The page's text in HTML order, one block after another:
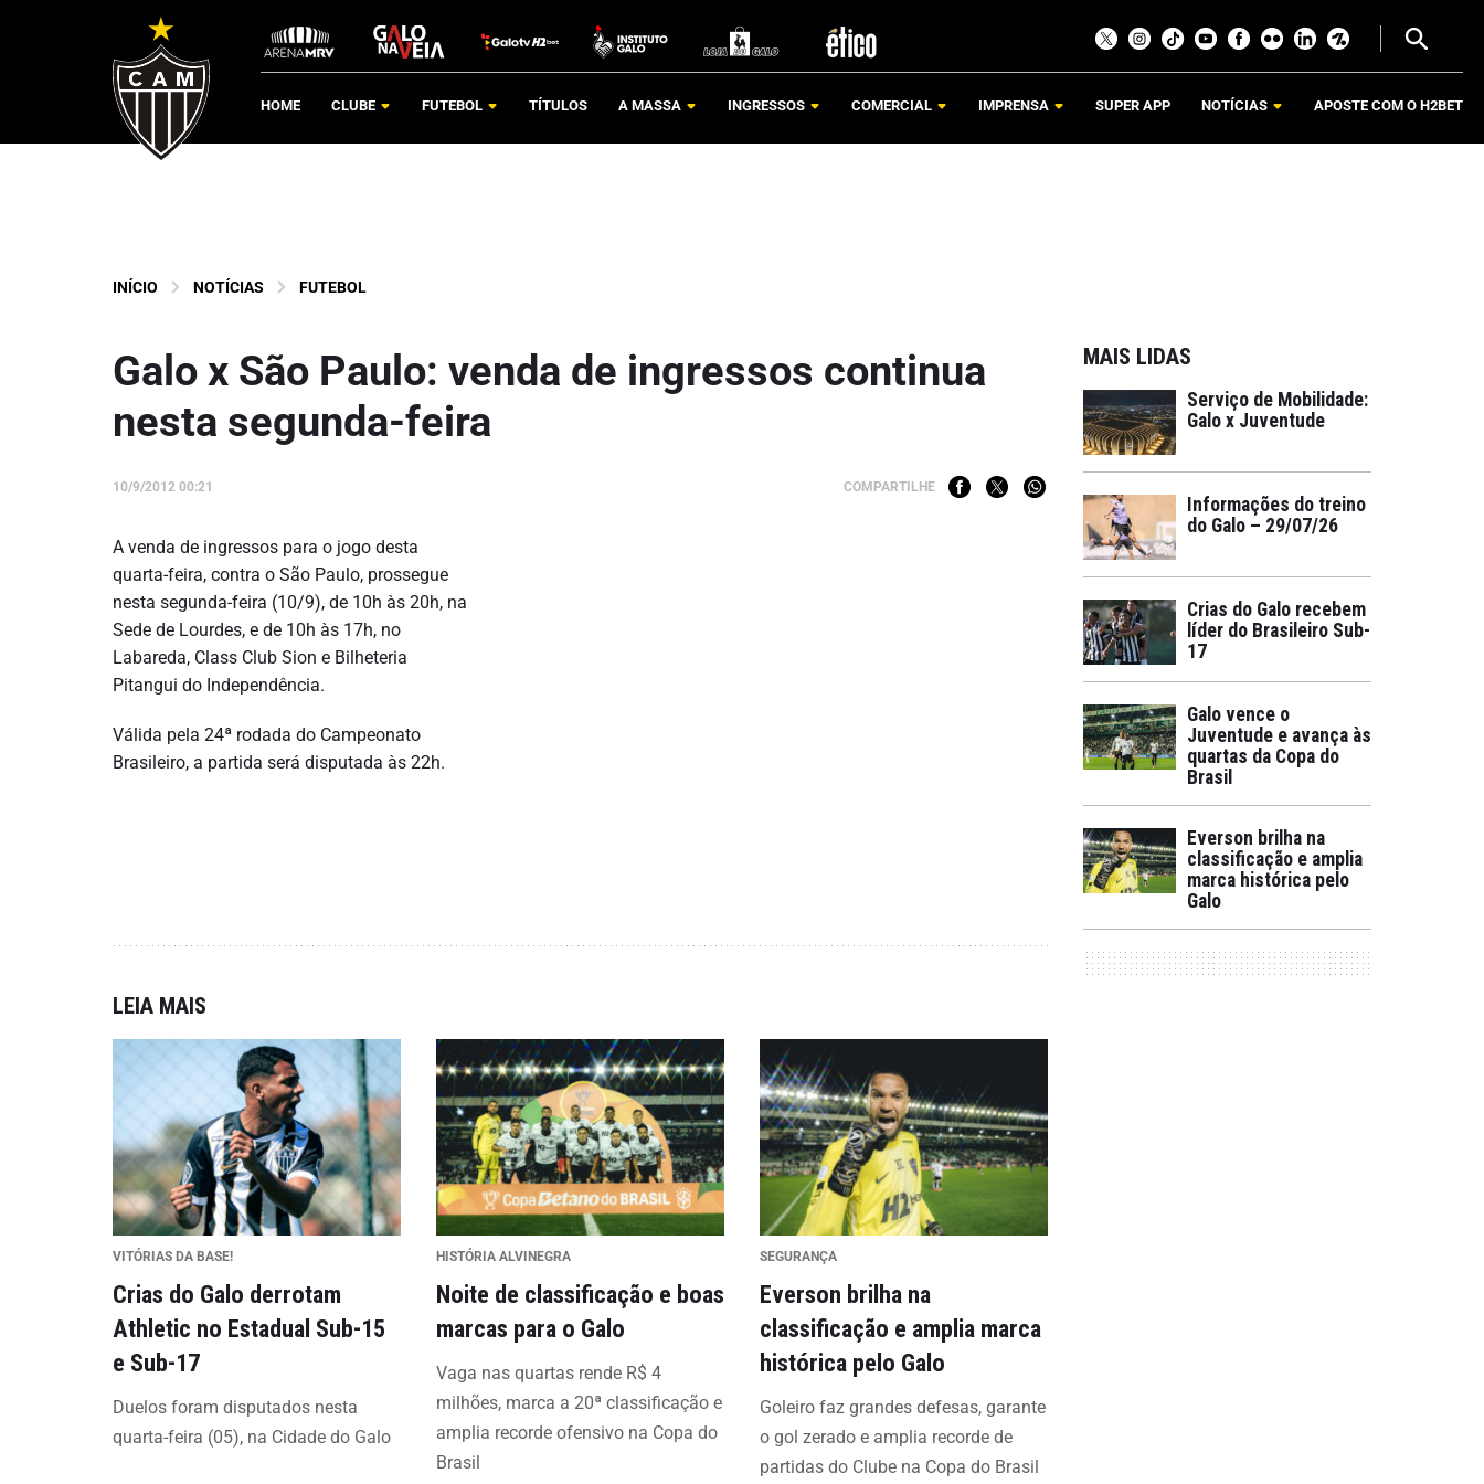
HOME CLUBE FUTEBOL TÍTULOS A MASSA INGRESSOS COMERCIAL IMPRENSA SUPER APP NOTÍCIAS APOSTE COM O H2BET
INÍCIO NOTÍCIAS FUTEBOL
Galo x São Paulo: venda de ingressos continua
nesta segunda-feira
10/9/2012 00:21 COMPARTILHE
A venda de ingressos para o jogo desta
quarta-feira, contra o São Paulo, prossegue
nesta segunda-feira (10/9), de 10h às 20h, na
Sede de Lourdes, e de 10h às 17h, no
Labareda, Class Club Sion e Bilheteria
Pitangui do Independência.
Válida pela 24ª rodada do Campeonato
Brasileiro, a partida será disputada às 22h.
LEIA MAIS
VITÓRIAS DA BASE!
Crias do Galo derrotam
Athletic no Estadual Sub-15
e Sub-17
Duelos foram disputados nesta
quarta-feira (05), na Cidade do Galo
HISTÓRIA ALVINEGRA
Noite de classificação e boas
marcas para o Galo
Vaga nas quartas rende R$ 4
milhões, marca a 20ª classificação e
amplia recorde ofensivo na Copa do
Brasil
SEGURANÇA
Everson brilha na
classificação e amplia marca
histórica pelo Galo
Goleiro faz grandes defesas, garante
o gol zerado e amplia recorde de
partidas do Clube na Copa do Brasil
MAIS LIDAS
Serviço de Mobilidade:
Galo x Juventude
Informações do treino
do Galo – 29/07/26
Crias do Galo recebem
líder do Brasileiro Sub-
17
Galo vence o
Juventude e avança às
quartas da Copa do
Brasil
Everson brilha na
classificação e amplia
marca histórica pelo
Galo